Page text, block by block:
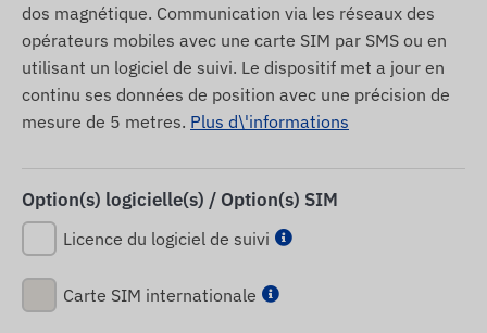
dos magnétique. Communication via les réseaux des
opérateurs mobiles avec une carte SIM par SMS ou en
utilisant un logiciel de suivi. Le dispositif met a jour en
continu ses données de position avec une précision de
mesure de 5 metres. Plus d\'informations
Option(s) logicielle(s) / Option(s) SIM
Licence du logiciel de suivi
Carte SIM internationale